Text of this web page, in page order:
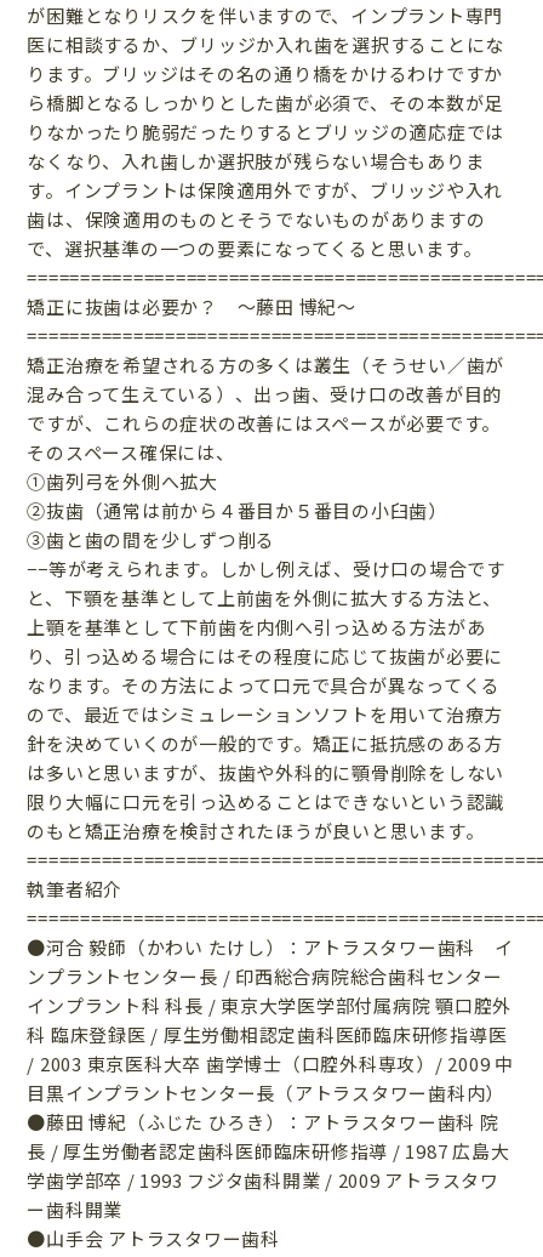
が困難となりリスクを伴いますので、インプラント専門
医に相談するか、ブリッジか入れ歯を選択することにな
ります。ブリッジはその名の通り橋をかけるわけですか
ら橋脚となるしっかりとした歯が必須で、その本数が足
りなかったり脆弱だったりするとブリッジの適応症では
なくなり、入れ歯しか選択肢が残らない場合もありま
す。インプラントは保険適用外ですが、ブリッジや入れ
歯は、保険適用のものとそうでないものがありますの
で、選択基準の一つの要素になってくると思います。
矯正に抜歯は必要か？ 〜藤田 博紀〜
矯正治療を希望される方の多くは叢生（そうせい／歯が
混み合って生えている）、出っ歯、受け口の改善が目的
ですが、これらの症状の改善にはスペースが必要です。
そのスペース確保には、
①歯列弓を外側へ拡大
②抜歯（通常は前から４番目か５番目の小臼歯）
③歯と歯の間を少しずつ削る
−−等が考えられます。しかし例えば、受け口の場合です
と、下顎を基準として上前歯を外側に拡大する方法と、
上顎を基準として下前歯を内側へ引っ込める方法があ
り、引っ込める場合にはその程度に応じて抜歯が必要に
なります。その方法によって口元で具合が異なってくる
ので、最近ではシミュレーションソフトを用いて治療方
針を決めていくのが一般的です。矯正に抵抗感のある方
は多いと思いますが、抜歯や外科的に顎骨削除をしない
限り大幅に口元を引っ込めることはできないという認識
のもと矯正治療を検討されたほうが良いと思います。
執筆者紹介
●河合 毅師（かわい たけし）：アトラスタワー歯科 イ
ンプラントセンター長 / 印西総合病院総合歯科センター
インプラント科 科長 / 東京大学医学部付属病院 顎口腔外
科 臨床登録医 / 厚生労働相認定歯科医師臨床研修指導医
/ 2003 東京医科大卒 歯学博士（口腔外科専攻）/ 2009 中
目黒インプラントセンター長（アトラスタワー歯科内）
●藤田 博紀（ふじた ひろき）：アトラスタワー歯科 院
長 / 厚生労働者認定歯科医師臨床研修指導 / 1987 広島大
学歯学部卒 / 1993 フジタ歯科開業 / 2009 アトラスタワ
ー歯科開業
●山手会 アトラスタワー歯科